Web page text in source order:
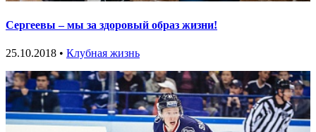
Сергеевы – мы за здоровый образ жизни!
25.10.2018 • Клубная жизнь